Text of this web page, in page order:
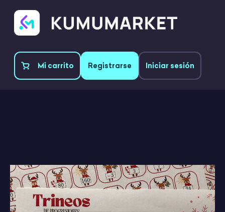
Mi carrito Registrarse Iniciar sesión